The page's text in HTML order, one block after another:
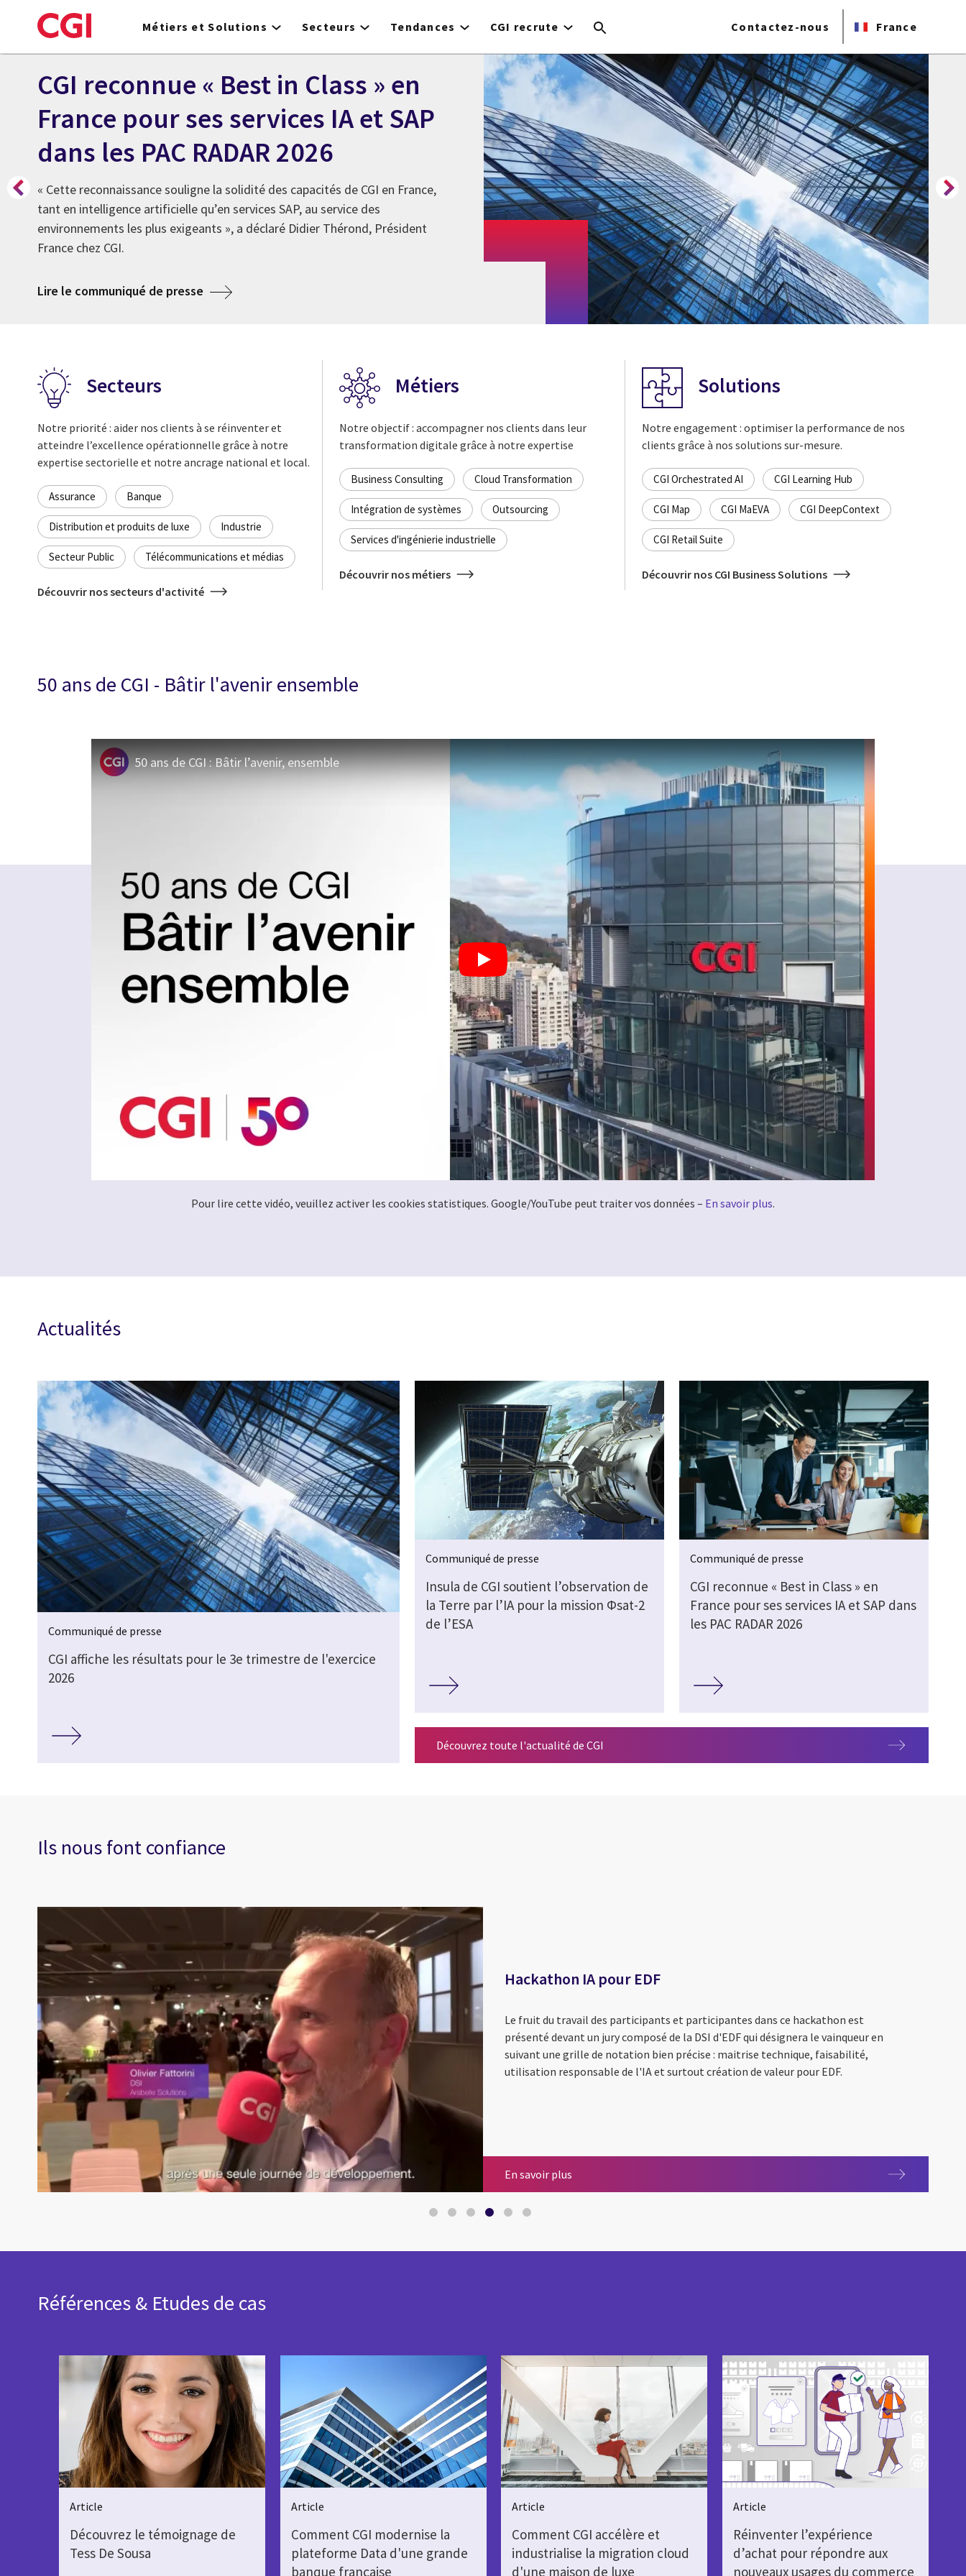
to
Métiers et Solutions Secteurs Tendances CGI recrute Contactez-nous France
CGI reconnue « Best in Class » en
France pour ses services IA et SAP
dans les PAC RADAR 2026
« Cette reconnaissance souligne la solidité des capacités de CGI en France,
tant en intelligence artificielle qu’en services SAP, au service des
environnements les plus exigeants », a déclaré Didier Thérond, Président
France chez CGI.
Lire le communiqué de presse about CGI reconnue « Best in Class » en France pour ses services IA et SAP dans les PAC RADAR 2026
Secteurs
Notre priorité : aider nos clients à se réinventer et
atteindre l’excellence opérationnelle grâce à notre
expertise sectorielle et notre ancrage national et local.
Assurance Banque
Distribution et produits de luxe Industrie
Secteur Public Télécommunications et médias
Découvrir nos secteurs d'activité
Métiers
Notre objectif : accompagner nos clients dans leur
transformation digitale grâce à notre expertise
Business Consulting Cloud Transformation
Intégration de systèmes Outsourcing
Services d'ingénierie industrielle
Découvrir nos métiers
Solutions
Notre engagement : optimiser la performance de nos
clients grâce à nos solutions sur-mesure.
CGI Orchestrated AI CGI Learning Hub
CGI Map CGI MaEVA CGI DeepContext
CGI Retail Suite
Découvrir nos CGI Business Solutions
50 ans de CGI - Bâtir l'avenir ensemble
50 ans de CGI : Bâtir l’avenir, ensemble
Pour lire cette vidéo, veuillez activer les cookies statistiques. Google/YouTube peut traiter vos données – En savoir plus.
Actualités
Communiqué de presse
CGI affiche les résultats pour le 3e trimestre de l'exercice
2026
Communiqué de presse
Insula de CGI soutient l’observation de
la Terre par l’IA pour la mission Φsat-2
de l’ESA
Communiqué de presse
CGI reconnue « Best in Class » en
France pour ses services IA et SAP dans
les PAC RADAR 2026
Découvrez toute l'actualité de CGI
Ils nous font confiance
Hackathon IA pour EDF
Le fruit du travail des participants et participantes dans ce hackathon est
présenté devant un jury composé de la DSI d'EDF qui désignera le vainqueur en
suivant une grille de notation bien précise : maitrise technique, faisabilité,
utilisation responsable de l'IA et surtout création de valeur pour EDF.
En savoir plus Comment l'expérience collaborateur influence la performance chez Sodexo ?
Références & Etudes de cas
Article
Découvrez le témoignage de
Tess De Sousa
Article
Comment CGI modernise la
plateforme Data d'une grande
banque française
Article
Comment CGI accélère et
industrialise la migration cloud
d'une maison de luxe
Article
Réinventer l’expérience
d’achat pour répondre aux
nouveaux usages du commerce